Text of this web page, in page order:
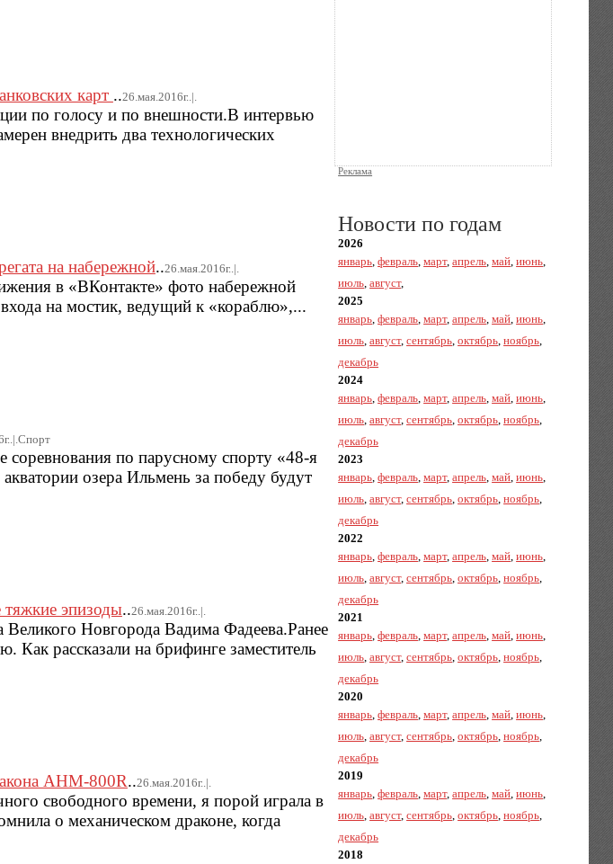
карт ..26.мая.2016г..|.
по голосу и по внешности.В интервью
внедрить два технологических
на набережной..26.мая.2016г..|.
в «ВКонтакте» фото набережной
на мостик, ведущий к «кораблю»,...
по парусному спорту «48-я
озера Ильмень за победу будут
тяжкие эпизоды..26.мая.2016г..|.
Великого Новгорода Вадима Фадеева.Ранее
Как рассказали на брифинге заместитель
AHM-800R..26.мая.2016г..|.
свободного времени, я порой играла в
о механическом драконе, когда
Реклама
Новости по годам
2026
январь,февраль,март,апрель,май,июнь,
июль,август,
2025
январь,февраль,март,апрель,май,июнь,
июль,август,сентябрь,октябрь,ноябрь,
декабрь
2024
январь,февраль,март,апрель,май,июнь,
июль,август,сентябрь,октябрь,ноябрь,
декабрь
2023
январь,февраль,март,апрель,май,июнь,
июль,август,сентябрь,октябрь,ноябрь,
декабрь
2022
январь,февраль,март,апрель,май,июнь,
июль,август,сентябрь,октябрь,ноябрь,
декабрь
2021
январь,февраль,март,апрель,май,июнь,
июль,август,сентябрь,октябрь,ноябрь,
декабрь
2020
январь,февраль,март,апрель,май,июнь,
июль,август,сентябрь,октябрь,ноябрь,
декабрь
2019
январь,февраль,март,апрель,май,июнь,
июль,август,сентябрь,октябрь,ноябрь,
декабрь
2018